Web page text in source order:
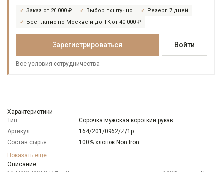
Заказ от 20 000 ₽ Выбор поштучно
Резерв 7 дней
Бесплатно по Москве и до ТК от 40 000 ₽
Зарегистрироваться Войти
Все условия сотрудничества
Характеристики
Тип
Сорочка мужская короткий рукав
Артикул
164/201/0962/Z/1p
Состав сырья
100% хлопок Non Iron
Бренд
Модель
Показать еще
Описание